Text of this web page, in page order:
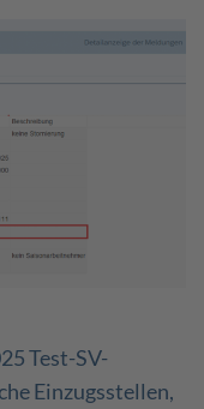
Test-SV-
Einzugsstellen,